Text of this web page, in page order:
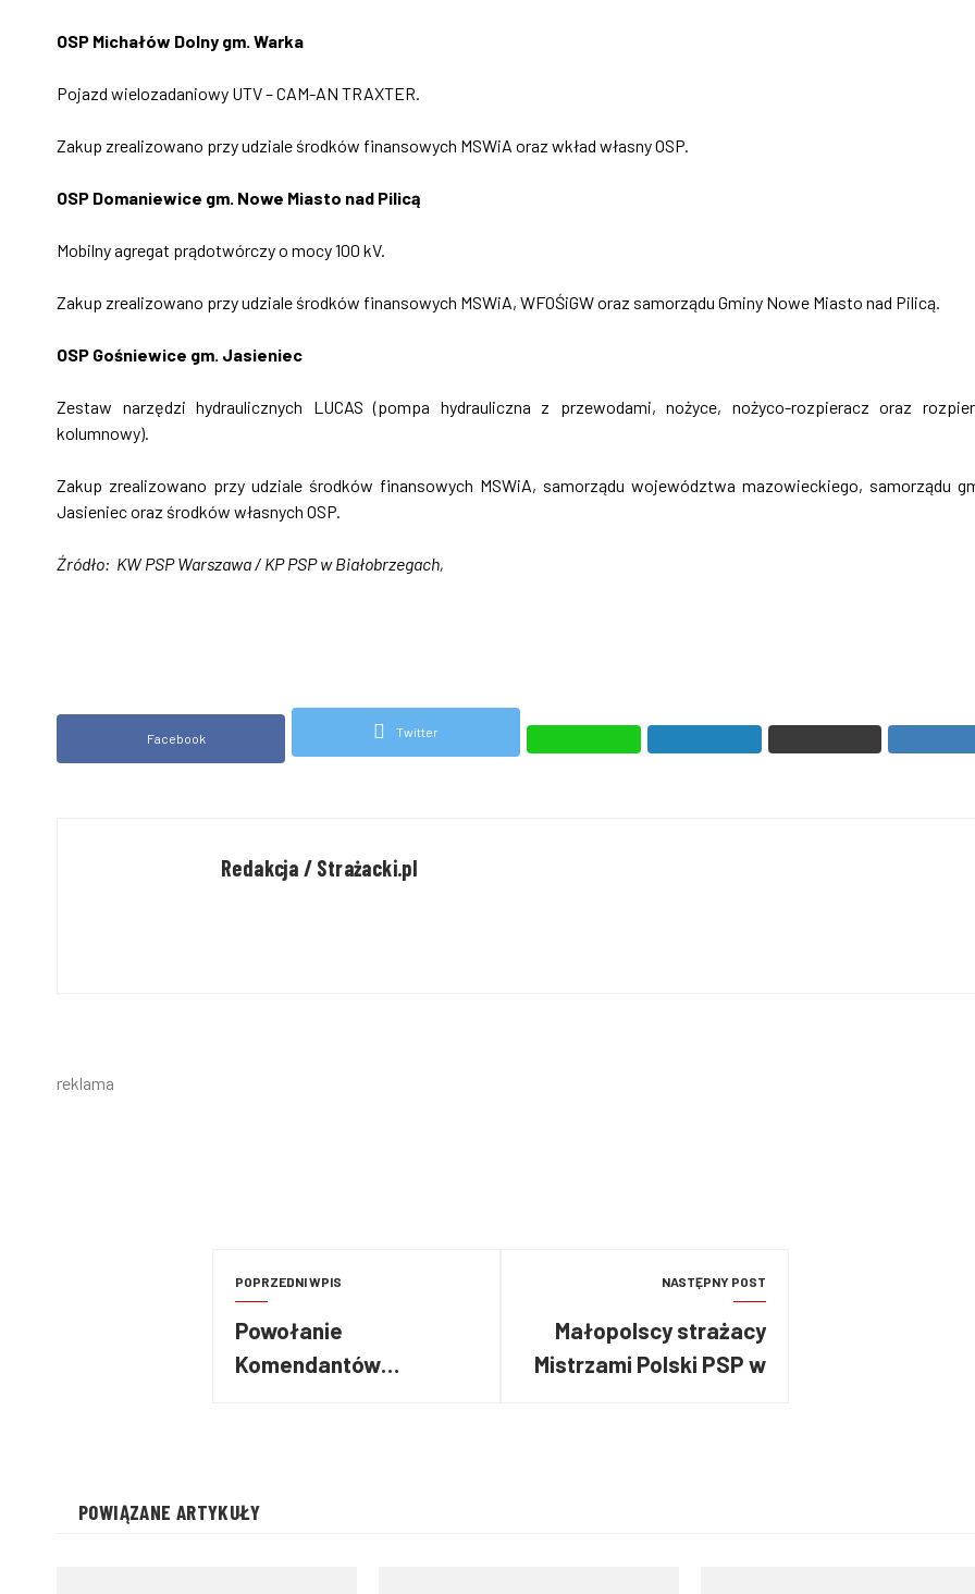
OSP Michałów Dolny gm. Warka
Pojazd wielozadaniowy UTV – CAM-AN TRAXTER.
Zakup zrealizowano przy udziale środków finansowych MSWiA oraz wkład własny OSP.
OSP Domaniewice gm. Nowe Miasto nad Pilicą
Mobilny agregat prądotwórczy o mocy 100 kV.
Zakup zrealizowano przy udziale środków finansowych MSWiA, WFOŚiGW oraz samorządu Gminy Nowe Miasto nad Pilicą.
OSP Gośniewice gm. Jasieniec
Zestaw narzędzi hydraulicznych LUCAS (pompa hydrauliczna z przewodami, nożyce, nożyco-rozpieracz oraz
kolumnowy).
Zakup zrealizowano przy udziale środków finansowych MSWiA, samorządu województwa mazowieckiego, samorządu
Jasieniec oraz środków własnych OSP.
Źródło: KW PSP Warszawa / KP PSP w Białobrzegach,
Facebook Twitter
Redakcja / Strażacki.pl
reklama
POPRZEDNI WPIS
Powołanie
Komendantów
NASTĘPNY POST
Małopolscy strażacy
Mistrzami Polski PSP w
POWIĄZANE ARTYKUŁY